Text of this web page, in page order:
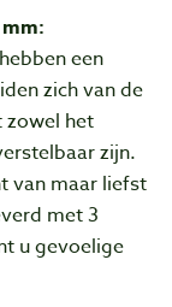
een
zich van de
het
zijn.
van maar liefst
met 3
u gevoelige